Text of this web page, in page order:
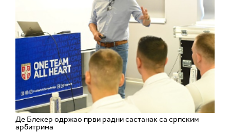
Де Блекер одржао први радни састанак са српским
арбитрима